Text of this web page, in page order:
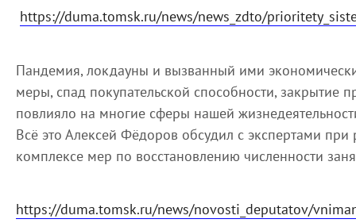
https://duma.tomsk.ru/news/news_zdto/
Пандемия, локдауны и вызванный ими
меры, спад покупательской способности, закрытие
повлияло на многие сферы нашей
Всё это Алексей Фёдоров обсудил с экспертами
комплексе мер по восстановлению численности
https://duma.tomsk.ru/news/novosti_deputatov/